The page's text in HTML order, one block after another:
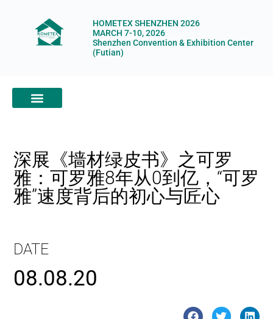
HOMETEX SHENZHEN 2026
MARCH 7-10, 2026
Shenzhen Convention & Exhibition Center
(Futian)
深展《墙材绿皮书》之可罗
雅：可罗雅8年从0到亿，“可罗
雅”速度背后的初心与匠心
DATE
08.08.20